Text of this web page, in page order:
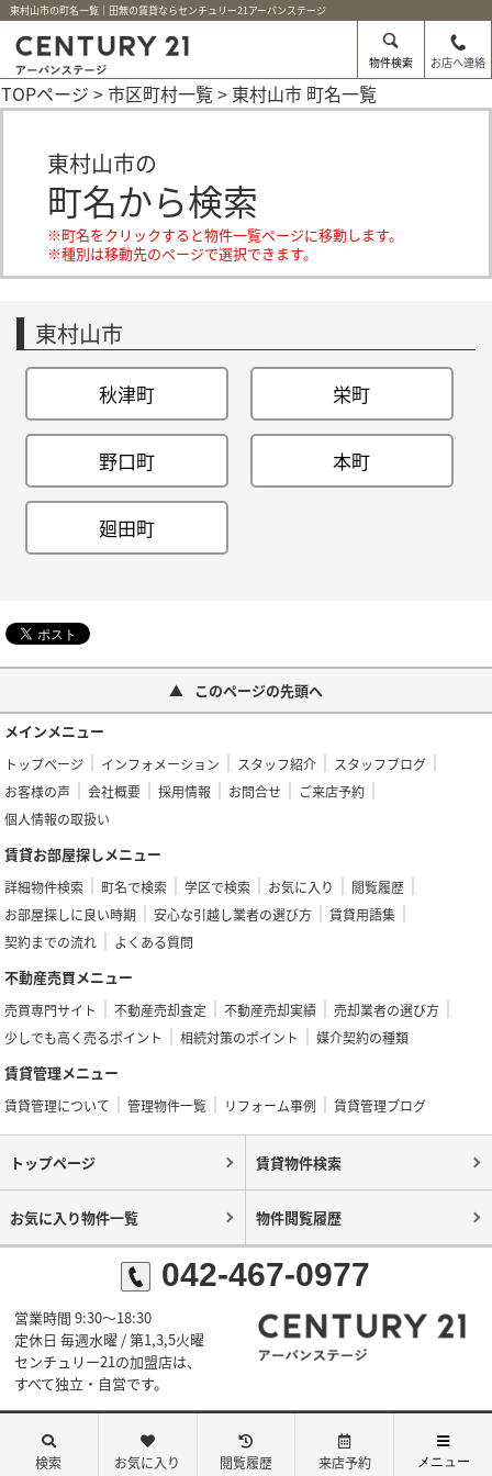
東村山市の町名一覧｜田無の賃貸ならセンチュリー21アーバンステージ
物件検索 お店へ連絡
TOPページ >市区町村一覧> 東村山市 町名一覧
東村山市の
町名から検索
※町名をクリックすると物件一覧ページに移動します。
※種別は移動先のページで選択できます。
東村山市
秋津町 栄町
野口町 本町
廻田町
このページの先頭へ
メインメニュー
トップページ インフォメーション スタッフ紹介
スタッフブログ
お客様の声
会社概要 採用情報 お問合せ
ご来店予約
個人情報の取扱い
賃貸お部屋探しメニュー
詳細物件検索 町名で検索 学区で検索 お気に入り
閲覧履歴
お部屋探しに良い時期
安心な引越し業者の選び方
賃貸用語集
契約までの流れ
よくある質問
不動産売買メニュー
売買専門サイト 不動産売却査定 不動産売却実績
売却業者の選び方
少しでも高く売るポイント
相続対策のポイント 媒介契約の種類
賃貸管理メニュー
賃貸管理について 管理物件一覧 リフォーム事例 賃貸管理ブログ
トップページ 賃貸物件検索
お気に入り物件一覧 物件閲覧履歴
042-467-0977
営業時間 9:30～18:30
定休日 毎週水曜 / 第1,3,5火曜
センチュリー21の加盟店は、
すべて独立・自営です。
検索 お気に入り 閲覧履歴 来店予約 メニュー